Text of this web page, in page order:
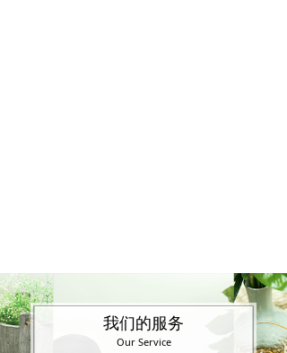
我们的服务
Our Service